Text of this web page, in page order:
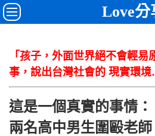
Love分
「孩子，外面世界絕不會輕
事，說出台灣社會的 現實環
這是一個真實的事情：
兩名高中男生圍毆老師